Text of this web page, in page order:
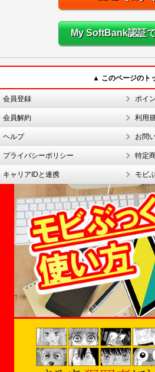
My SoftBank認証
▲ このページのト
会員登録 ポイ
会員解約 利用
ヘルプ お問
プライバシーポリシー 特定
キャリアIDと連携 モビ